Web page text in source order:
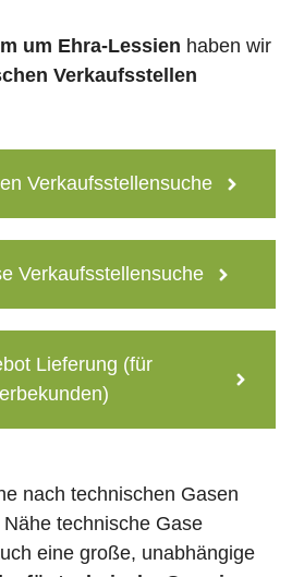
um Ehra-Lessien haben wir
Verkaufsstellen
Verkaufsstellensuche
Verkaufsstellensuche
Lieferung (für
nach technischen Gasen
technische Gase
eine große, unabhängige